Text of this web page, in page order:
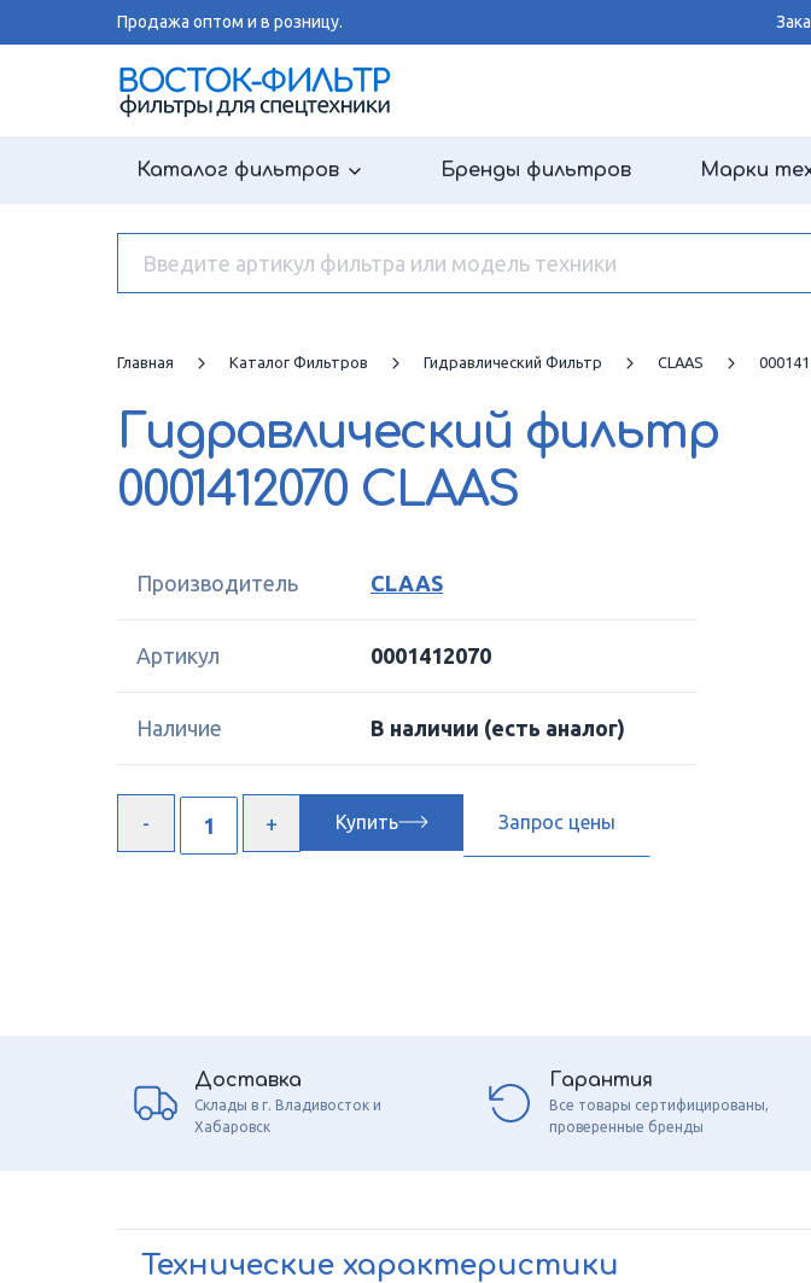
Продажа оптом и в розницу.
Каталог фильтров Бренды фильтров Марки
Главная Каталог Фильтров Гидравлический Фильтр CLAAS
Гидравлический фильтр
0001412070 CLAAS
Производитель CLAAS
Артикул 0001412070
Наличие В наличии (есть аналог)
Купить Запрос цены
Доставка
Склады в г. Владивосток и
Хабаровск
Гарантия
Все товары сертифицированы,
проверенные бренды
Технические характеристики